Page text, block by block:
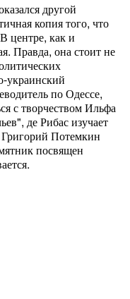
другой
копия того, что
центре, как и
Правда, она стоит не
украинский
по Одессе,
с творчеством Ильфа
де Рибас изучает
Потемкин
посвящен